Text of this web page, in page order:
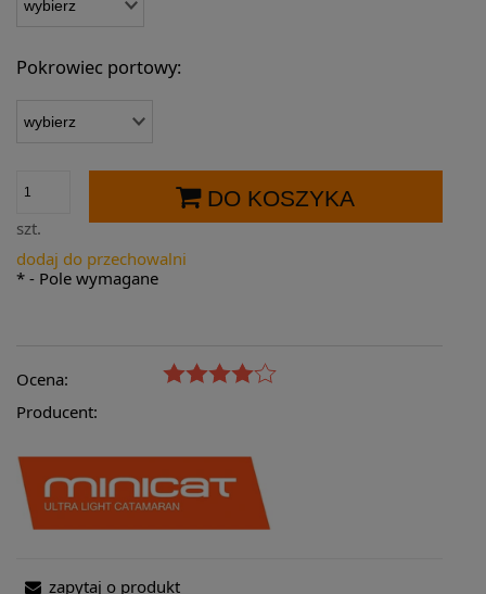
Pokrowiec portowy:
szt.
DO KOSZYKA
dodaj do przechowalni
* - Pole wymagane
Ocena:
Producent:
zapytaj o produkt